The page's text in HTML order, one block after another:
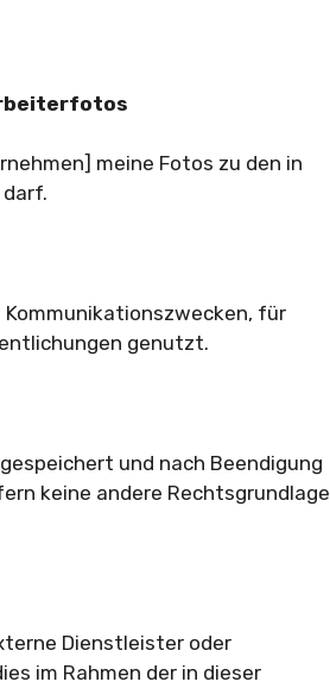
meine Fotos zu den in
für
genutzt.
und nach Beendigung
keine andere Rechtsgrundlage
Dienstleister oder
im Rahmen der in dieser